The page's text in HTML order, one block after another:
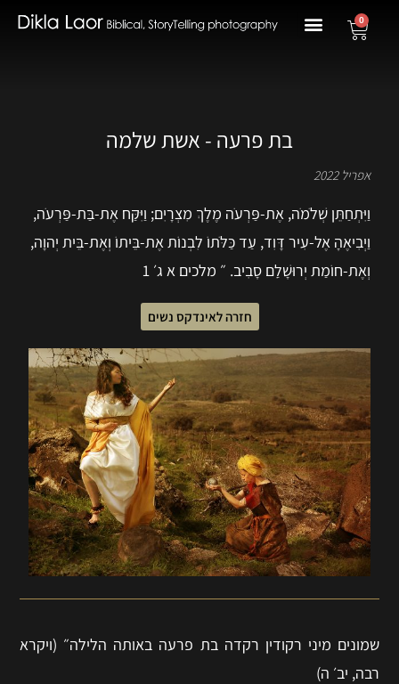
0
בת פרעה - אשת שלמה
אפריל 2022
וַיִּתְחַתֵּן שְׁלֹמֹה, אֶת-פַּרְעֹה מֶלֶךְ מִצְרָיִם; וַיִּקַּח אֶת-בַּת-פַּרְעֹה,
וַיְבִיאֶהָ אֶל-עִיר דָּוִד, עַד כַּלֹּתוֹ לִבְנוֹת אֶת-בֵּיתוֹ וְאֶת-בֵּית יְהוָה,
וְאֶת-חוֹמַת יְרוּשָׁלִַם סָבִיב. ״ מלכים א ג׳ 1
חזרה לאינדקס נשים
שמונים מיני רקודין רקדה בת פרעה באותה הלילה״ (ויקרא
רבה, יב׳ ה)